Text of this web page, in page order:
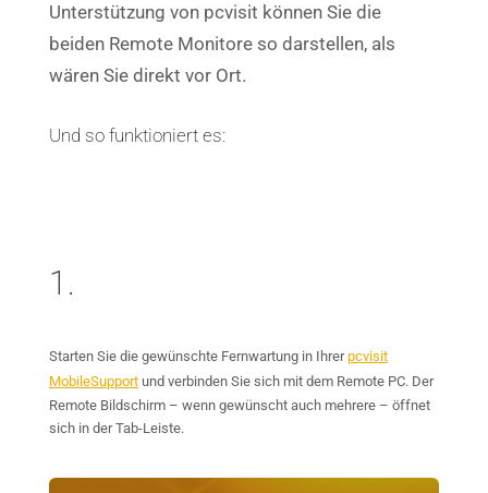
Unterstützung von pcvisit können Sie die
beiden Remote Monitore so darstellen, als
wären Sie direkt vor Ort.
Und so funktioniert es:
1.
Starten Sie die gewünschte Fernwartung in Ihrerpcvisit
MobileSupport und verbinden Sie sich mit dem Remote PC. Der
Remote Bildschirm – wenn gewünscht auch mehrere – öffnet
sich in der Tab-Leiste.